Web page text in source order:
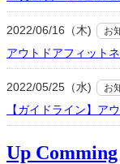
2022/06/16（木) お
アウトドアフィット
2022/05/25（水) お
【ガイドライン】ア
Up Comming